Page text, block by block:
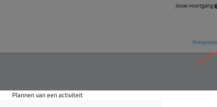
Plannen van een activiteit